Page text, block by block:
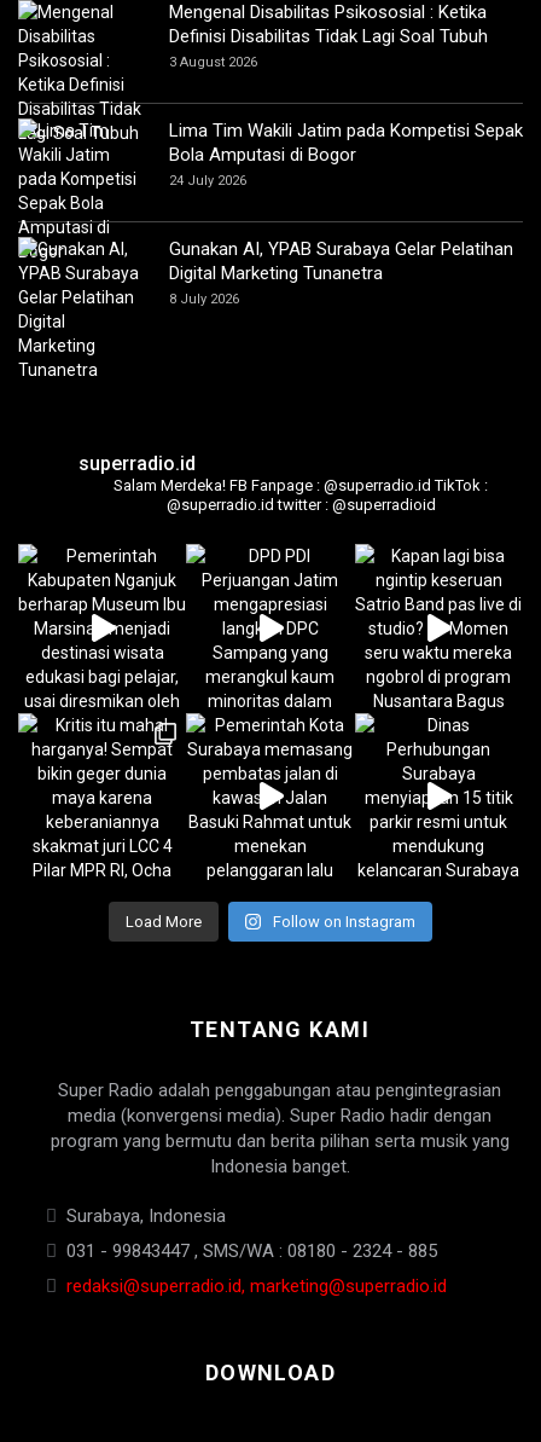
Mengenal Disabilitas Psikososial : Ketika
Definisi Disabilitas Tidak Lagi Soal Tubuh
3 August 2026
Lima Tim Wakili Jatim pada Kompetisi Sepak
Bola Amputasi di Bogor
24 July 2026
Gunakan AI, YPAB Surabaya Gelar Pelatihan
Digital Marketing Tunanetra
8 July 2026
superradio.id
Salam Merdeka! FB Fanpage : @superradio.id TikTok :
@superradio.id twitter : @superradioid
Load More Follow on Instagram
TENTANG KAMI
Super Radio adalah penggabungan atau pengintegrasian
media (konvergensi media). Super Radio hadir dengan
program yang bermutu dan berita pilihan serta musik yang
Indonesia banget.
Surabaya, Indonesia
031 - 99843447 , SMS/WA : 08180 - 2324 - 885
redaksi@superradio.id, marketing@superradio.id
DOWNLOAD